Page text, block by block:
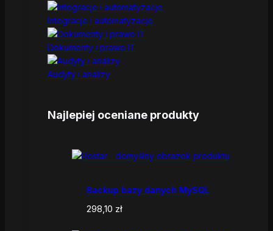
Integracje i automatyzacje
Dokumenty i prawo IT
Audyty i analizy
Najlepiej oceniane produkty
Backup bazy danych MySQL
298,10 zł